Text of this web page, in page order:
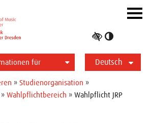
für
Deutsch
ein-/
» Studienorganisation »
» Wahlpflichtbereich » Wahlpflicht JRP